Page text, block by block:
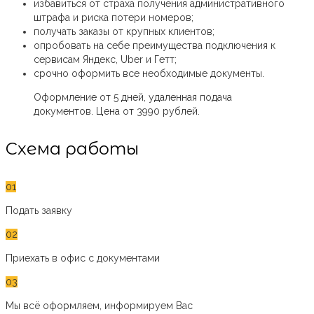
избавиться от страха получения административного
штрафа и риска потери номеров;
получать заказы от крупных клиентов;
опробовать на себе преимущества подключения к
сервисам Яндекс, Uber и Гетт;
срочно оформить все необходимые документы.
Оформление от 5 дней, удаленная подача
документов. Цена от 3990 рублей.
Схема работы
01
Подать заявку
02
Приехать в офис с документами
03
Мы всё оформляем, информируем Вас